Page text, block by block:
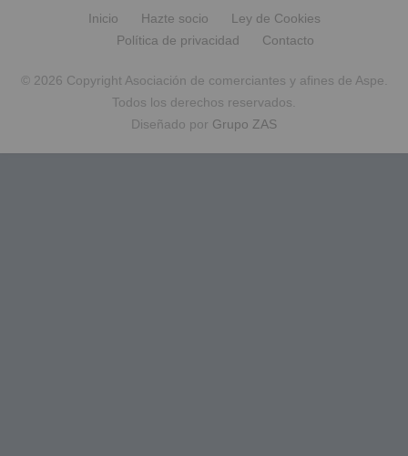
Inicio Hazte socio
Ley de Cookies
Política de privacidad
Contacto
© 2026 Copyright Asociación de comerciantes y afines de Aspe.
Todos los derechos reservados.
Diseñado por Grupo ZAS